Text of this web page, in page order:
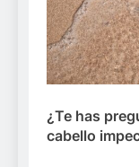
¿Te has
cabello